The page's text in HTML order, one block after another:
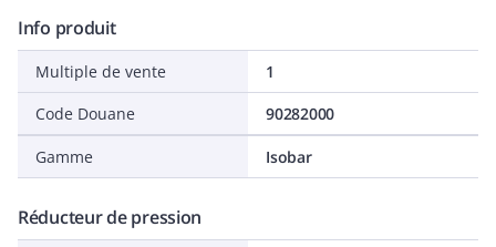
Info produit
Multiple de vente
1
Code Douane
90282000
Gamme Isobar
Réducteur de pression